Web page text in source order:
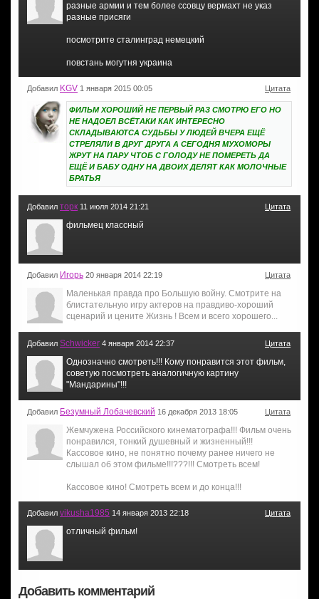
разные армии и тем более ссовцу вермахт не указ
разные присяги
посмотрите сталинград немецкий
повстань могутня украина
Добавил KGV 1 января 2015 00:05 Цитата
ФИЛЬМ ХОРОШИЙ НЕ ПЕРВЫЙ РАЗ СМОТРЮ ЕГО НО
НЕ НАДОЕЛ ВСЁТАКИ КАК ИНТЕРЕСНО
СКЛАДЫВАЮТСА СУДЬБЫ У ЛЮДЕЙ ВЧЕРА ЕЩЁ
СТРЕЛЯЛИ В ДРУГ ДРУГА А СЕГОДНЯ МУХОМОРЫ
ЖРУТ НА ПАРУ ЧТОБ С ГОЛОДУ НЕ ПОМЕРЕТЬ ДА
ЕЩЁ И БАБУ ОДНУ НА ДВОИХ ДЕЛЯТ КАК МОЛОЧНЫЕ
БРАТЬЯ
Добавил торк 11 июля 2014 21:21 Цитата
фильмец классный
Добавил Игорь 20 января 2014 22:19 Цитата
Маленькая правда про Большую войну. Смотрите на
блистательную игру актеров на правдиво-хороший
сценарий и цените Жизнь ! Всем и всего хорошего...
Добавил Schwicker 4 января 2014 22:37 Цитата
Однозначно смотреть!!! Кому понравится этот фильм,
советую посмотреть аналогичную картину
"Мандарины"!!!
Добавил Безумный Лобачевский 16 декабря 2013 18:05 Цитата
Жемчужена Российского кинематографа!!! Фильм очень
понравился, тонкий душевный и жизненный!!!
Кассовое кино, не понятно почему ранее ничего не
слышал об этом фильме!!!???!!! Смотреть всем!
Кассовое кино! Смотреть всем и до конца!!!
Добавил vikusha1985 14 января 2013 22:18 Цитата
отличный фильм!
Добавить комментарий